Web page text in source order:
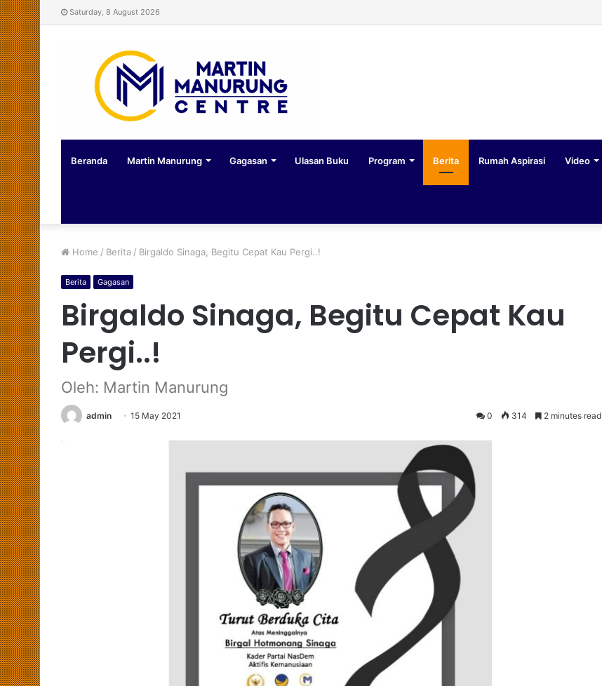
Saturday, 8 August 2026
Beranda Martin Manurung Gagasan Ulasan Buku Program Berita Rumah Aspirasi Video
Home / Berita / Birgaldo Sinaga, Begitu Cepat Kau Pergi..!
Berita Gagasan
Birgaldo Sinaga, Begitu Cepat Kau
Pergi..!
Oleh: Martin Manurung
admin 15 May 2021 0 314 2 minutes read